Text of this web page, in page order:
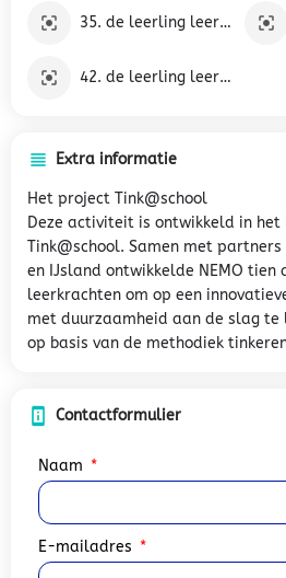
35. de leerling leert over zorg en leert zorgen voor zichzelf, anderen en zijn omgeving, en hoe hij de veiligheid van zichzelf en anderen in verschillende leefsituaties positief kan beïnvloeden
42. de leerling leert in eigen ervaringen en in de eigen omgeving effecten te herkennen van keuzes op het gebied van werk en zorg, wonen en recreëren, consumeren en budgetteren, verkeer en milieu.
Extra informatie
Het project Tink@school
Deze activiteit is ontwikkeld in het
Tink@school. Samen met
en IJsland ontwikkelde NEMO
leerkrachten om op een
met duurzaamheid aan de slag te
op basis van de methodiek
Contactformulier
Naam
E-mailadres